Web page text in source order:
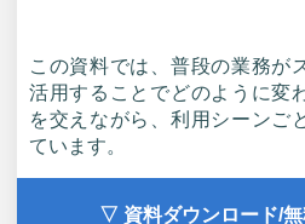
この資料では、普段の業務が
活用することでどのように変
を交えながら、利用シーンご
ています。
▽ 資料ダウンロード/